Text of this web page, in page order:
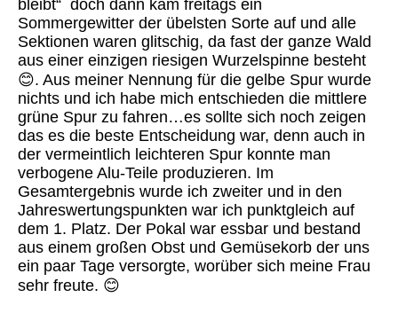
bleibt“ doch dann kam freitags ein
Sommergewitter der übelsten Sorte auf und alle
Sektionen waren glitschig, da fast der ganze Wald
aus einer einzigen riesigen Wurzelspinne besteht
😊. Aus meiner Nennung für die gelbe Spur wurde
nichts und ich habe mich entschieden die mittlere
grüne Spur zu fahren…es sollte sich noch zeigen
das es die beste Entscheidung war, denn auch in
der vermeintlich leichteren Spur konnte man
verbogene Alu-Teile produzieren. Im
Gesamtergebnis wurde ich zweiter und in den
Jahreswertungspunkten war ich punktgleich auf
dem 1. Platz. Der Pokal war essbar und bestand
aus einem großen Obst und Gemüsekorb der uns
ein paar Tage versorgte, worüber sich meine Frau
sehr freute. 😊